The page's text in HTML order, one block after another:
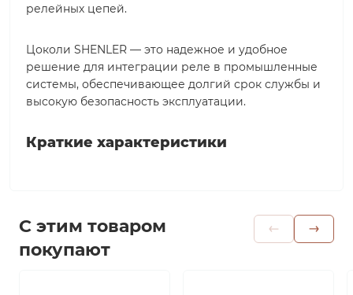
релейных цепей.
Цоколи SHENLER — это надежное и удобное
решение для интеграции реле в промышленные
системы, обеспечивающее долгий срок службы и
высокую безопасность эксплуатации.
Краткие характеристики
С этим товаром
покупают